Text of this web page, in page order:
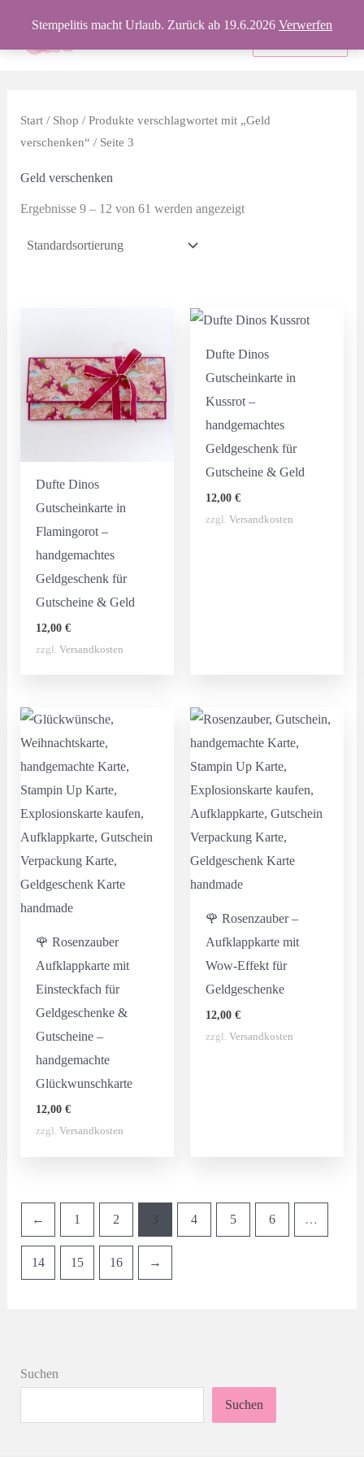
Stempelitis macht Urlaub. Zurück ab 19.6.2026 Verwerfen
springen
Produkte
Start/ Shop / Produkte verschlagwortet mit „Geld
verschenken“ / Seite 3
Geld verschenken
Ergebnisse 9 – 12 von 61 werden angezeigt
Dufte Dinos
Gutscheinkarte in
Flamingorot –
handgemachtes
Geldgeschenk für
Gutscheine & Geld
12,00 €
zzgl. Versandkosten
Dufte Dinos
Gutscheinkarte in
Kussrot –
handgemachtes
Geldgeschenk für
Gutscheine & Geld
12,00€
zzgl.Versandkosten
🌹 Rosenzauber
Aufklappkarte mit
Einsteckfach für
Geldgeschenke &
Gutscheine –
handgemachte
Glückwunschkarte
12,00 €
zzgl. Versandkosten
🌹 Rosenzauber –
Aufklappkarte mit
Wow-Effekt für
Geldgeschenke
12,00€
zzgl.Versandkosten
← 1 2 3 4 5 6 …
14 15 16 →
Suchen
Suchen